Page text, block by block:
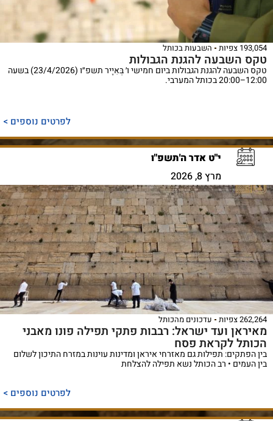
193,054 צפיות השבעות בכותל
טקס השבעה להגנת הגבולות
טקס השבעה להגנת הגבולות ביום חמישי ו׳ בְּאִיָיר תשפ״ו (23/4/2026) בשעה
12:00–20:00 בכותל המערבי.
לפרטים נוספים >
י"ט אדר ה'תשפ"ו
מרץ 8, 2026
262,264 צפיות עדכונים מהכותל
מאיראן ועד ישראל: רבבות פתקי תפילה פונו מאבני
הכותל לקראת פסח
בין הפתקים: תפילות גם מאזרחי איראן ומדינות עוינות במזרח התיכון לשלום
בין העמים • רב הכותל נשא תפילה להצלחת
לפרטים נוספים >